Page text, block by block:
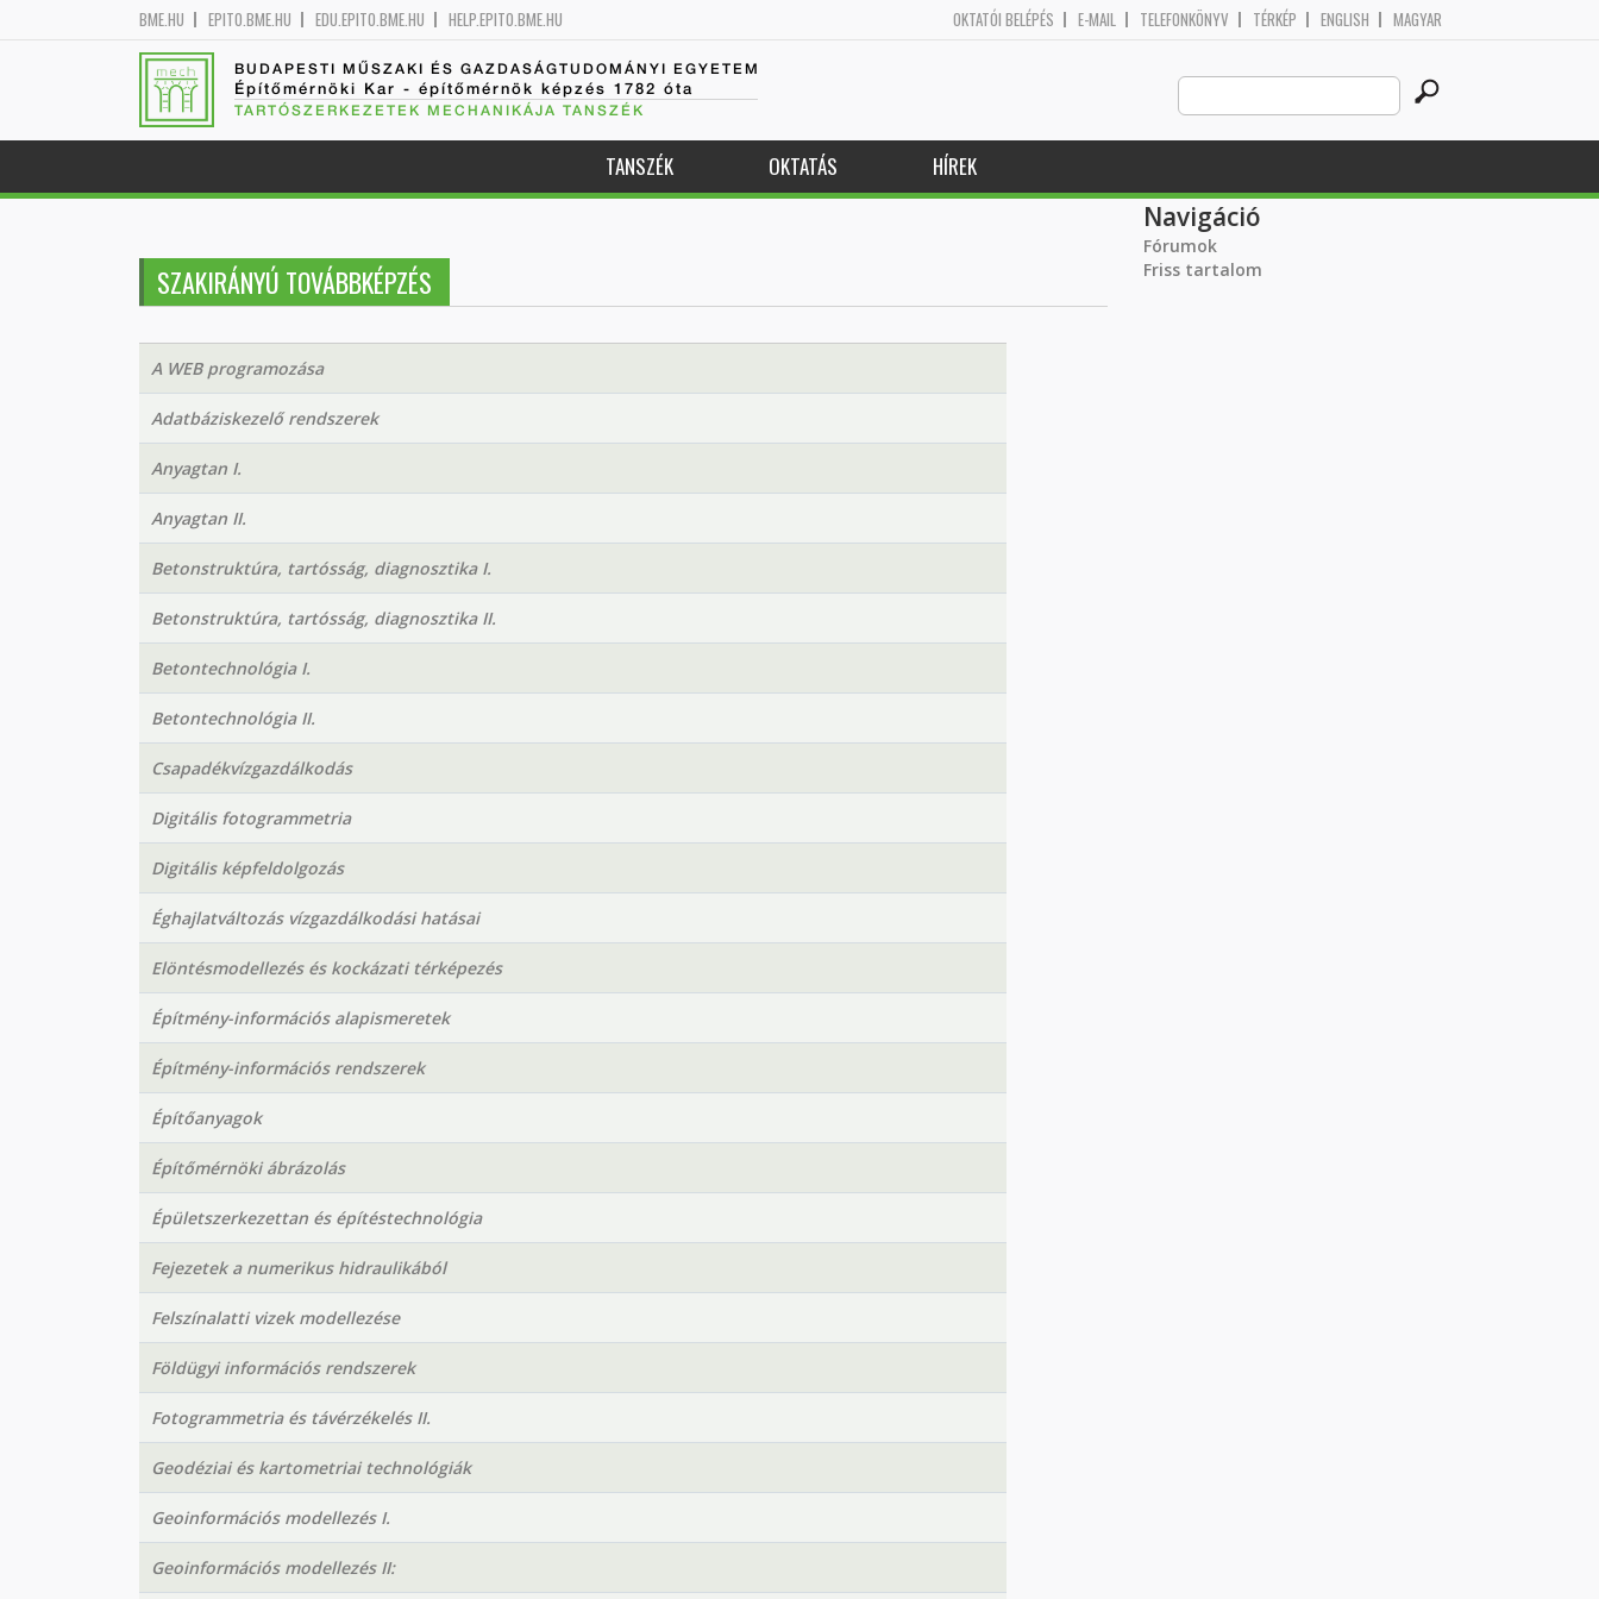
BME.HU EPITO.BME.HU EDU.EPITO.BME.HU HELP.EPITO.BME.HU OKTATÓI BELÉPÉS E-MAIL TELEFONKÖNYV TÉRKÉP ENGLISH MAGYAR
BUDAPESTI MŰSZAKI ÉS GAZDASÁGTUDOMÁNYI EGYETEM
Építőmérnöki Kar - építőmérnök képzés 1782 óta
TARTÓSZERKEZETEK MECHANIKÁJA TANSZÉK
Search
this
site
TANSZÉK OKTATÁS HÍREK
SZAKIRÁNYÚ TOVÁBBKÉPZÉS
A WEB programozása
Adatbáziskezelő rendszerek
Anyagtan I.
Anyagtan II.
Betonstruktúra, tartósság, diagnosztika I.
Betonstruktúra, tartósság, diagnosztika II.
Betontechnológia I.
Betontechnológia II.
Csapadékvízgazdálkodás
Digitális fotogrammetria
Digitális képfeldolgozás
Éghajlatváltozás vízgazdálkodási hatásai
Elöntésmodellezés és kockázati térképezés
Építmény-információs alapismeretek
Építmény-információs rendszerek
Építőanyagok
Építőmérnöki ábrázolás
Épületszerkezettan és építéstechnológia
Fejezetek a numerikus hidraulikából
Felszínalatti vizek modellezése
Földügyi információs rendszerek
Fotogrammetria és távérzékelés II.
Geodéziai és kartometriai technológiák
Geoinformációs modellezés I.
Geoinformációs modellezés II:
Navigáció
Fórumok
Friss tartalom